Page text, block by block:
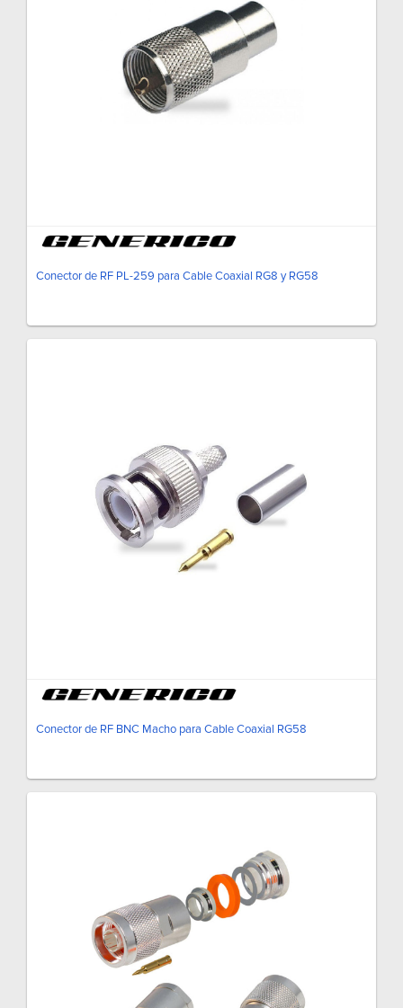
Conector de RF PL-259 para Cable Coaxial RG8 y RG58
Conector de RF BNC Macho para Cable Coaxial RG58